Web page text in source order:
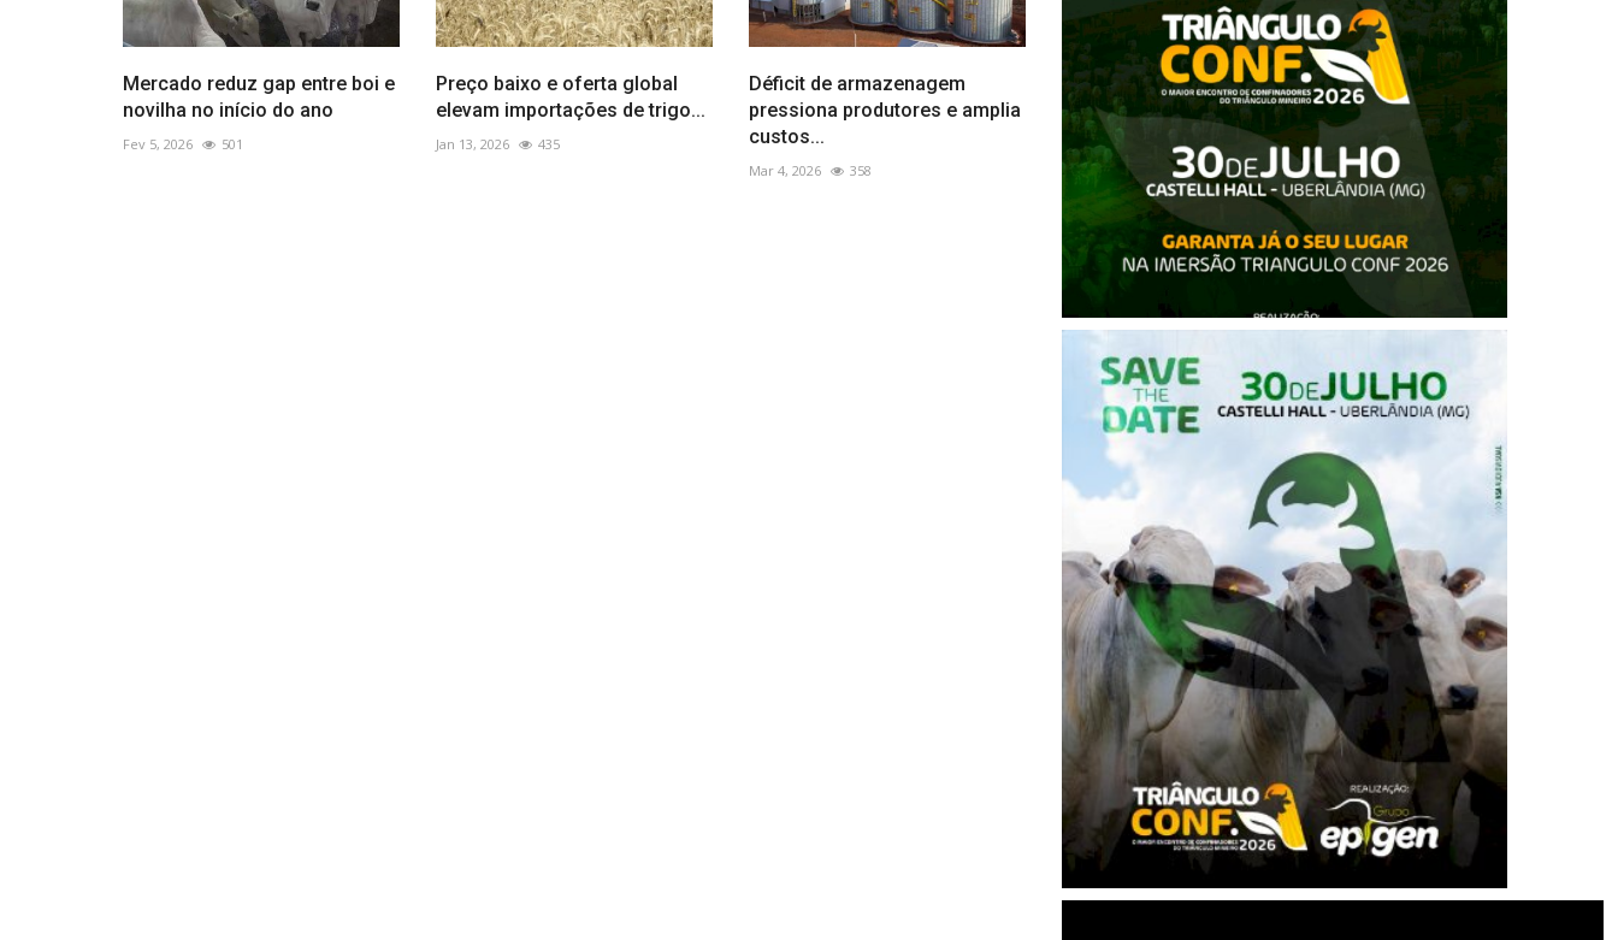
Mercado reduz gap entre boi e
novilha no início do ano
Fev 5, 2026 501
Preço baixo e oferta global
elevam importações de trigo...
Jan 13, 2026 435
Déficit de armazenagem
pressiona produtores e amplia
custos...
Mar 4, 2026 358